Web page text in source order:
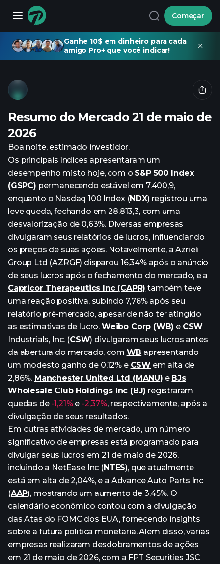
Começar
Ganhe 10$ em dinheiro para cada
amigo Pro+ que você indicar!
Resumo do Mercado 21 de maio de
2026
Boa noite, estimado investidor.
Os principais índices apresentaram um
desempenho misto hoje, com o S&P 500 Index
(GSPC) permanecendo estável em 7.400,9,
enquanto o Nasdaq 100 Index (NDX) registrou uma
leve queda, fechando em 28.813,3, com uma
desvalorização de 0,63%. Diversas empresas
divulgaram seus relatórios de lucros, influenciando
os preços de suas ações. Notavelmente, a Azrieli
Group Ltd (AZRGF) disparou 16,34% após o anúncio
de seus lucros após o fechamento do mercado, e a
Capricor Therapeutics Inc (CAPR) também teve
uma reação positiva, subindo 7,76% após seu
relatório pré-mercado, apesar de não ter atingido
as estimativas de lucro. Weibo Corp (WB) e CSW
Industrials, Inc. (CSW) divulgaram seus lucros antes
da abertura do mercado, com WB apresentando
um modesto ganho de 0,12% e CSW em alta de
2,86%. Manchester United Ltd (MANU) e BJs
Wholesale Club Holdings Inc (BJ) registraram
quedas de -1,21%e -2,37%, respectivamente, após a
divulgação de seus resultados.
Em outras atividades de mercado, um número
significativo de empresas está programado para
divulgar seus lucros em 21 de maio de 2026,
incluindo a NetEase Inc (NTES), que atualmente
está em alta de 2,04%, e a Advance Auto Parts Inc
(AAP), mostrando um aumento de 3,45%. O
calendário econômico contou com a divulgação
das Atas do FOMC dos EUA, fornecendo insights
sobre a futura política monetária. Além disso, várias
empresas realizaram desdobramentos de ações
em 21 de maio de 2026, com a FPT Securities JSC